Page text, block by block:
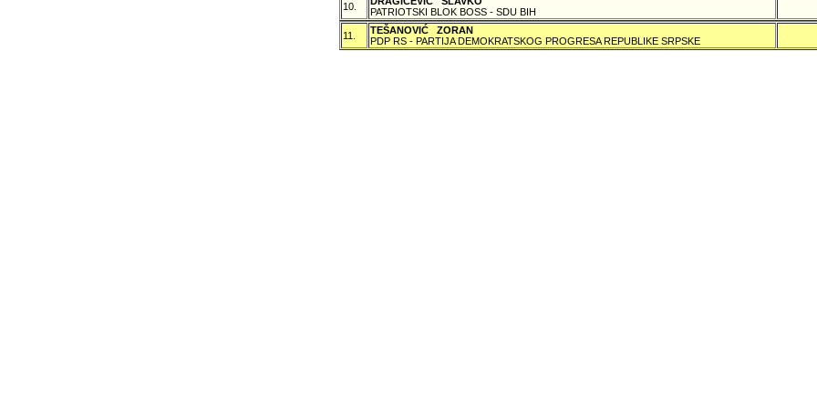
10.
PATRIOTSKI BLOK BOSS - SDU BIH
11.
TEŠANOVIĆ ZORAN
PDP RS - PARTIJA DEMOKRATSKOG PROGRESA REPUBLIKE SRPSKE